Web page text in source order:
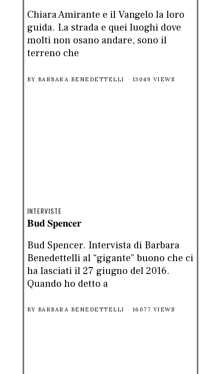
Chiara Amirante e il Vangelo la loro
guida. La strada e quei luoghi dove
molti non osano andare, sono il
terreno che
BY BARBARA BENEDETTELLI 13049 VIEWS
INTERVISTE
Bud Spencer
Bud Spencer. Intervista di Barbara
Benedettelli al “gigante” buono che ci
ha lasciati il 27 giugno del 2016.
Quando ho detto a
BY BARBARA BENEDETTELLI 16077 VIEWS